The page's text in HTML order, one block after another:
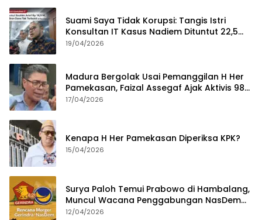
Suami Saya Tidak Korupsi: Tangis Istri
Konsultan IT Kasus Nadiem Dituntut 22,5
Tahun
19/04/2026
Madura Bergolak Usai Pemanggilan H Her
Pamekasan, Faizal Assegaf Ajak Aktivis 98
Bongkar Permainan KPK
17/04/2026
Kenapa H Her Pamekasan Diperiksa KPK?
15/04/2026
Surya Paloh Temui Prabowo di Hambalang,
Muncul Wacana Penggabungan NasDem
dan Gerindra
12/04/2026